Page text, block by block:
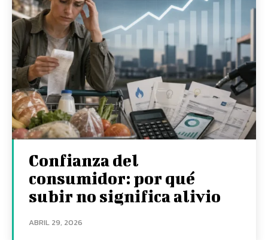
Confianza del
consumidor: por qué
subir no significa alivio
ABRIL 29, 2026